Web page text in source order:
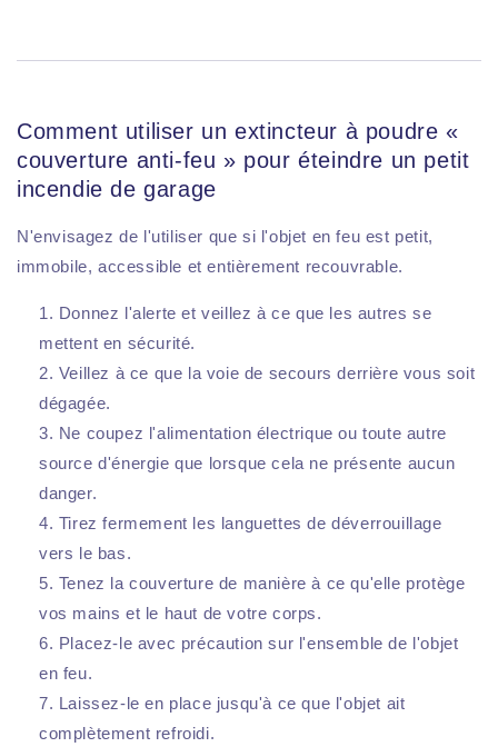
Comment utiliser un extincteur à poudre «
couverture anti-feu » pour éteindre un petit
incendie de garage
N'envisagez de l'utiliser que si l'objet en feu est petit,
immobile, accessible et entièrement recouvrable.
Donnez l'alerte et veillez à ce que les autres se
mettent en sécurité.
Veillez à ce que la voie de secours derrière vous soit
dégagée.
Ne coupez l'alimentation électrique ou toute autre
source d'énergie que lorsque cela ne présente aucun
danger.
Tirez fermement les languettes de déverrouillage
vers le bas.
Tenez la couverture de manière à ce qu'elle protège
vos mains et le haut de votre corps.
Placez-le avec précaution sur l'ensemble de l'objet
en feu.
Laissez-le en place jusqu'à ce que l'objet ait
complètement refroidi.